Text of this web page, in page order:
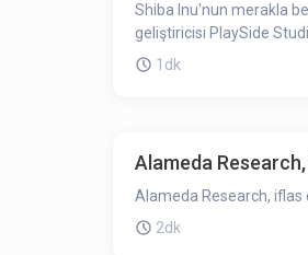
Shiba Inu'nun merakla
geliştiricisi PlaySide
1dk
Alameda
Alameda Research, iflas
2dk